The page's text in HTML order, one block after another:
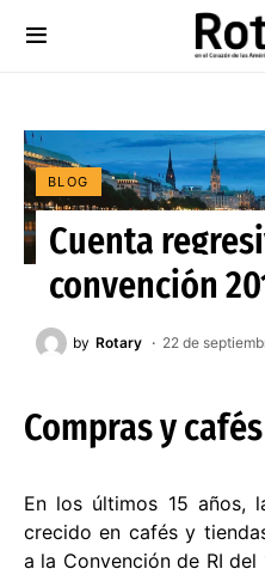
BLOG
Cuenta
convención
by Rotary 22 de
Compras y cafés
En los últimos 15 años,
crecido en cafés y
a la Convención de RI